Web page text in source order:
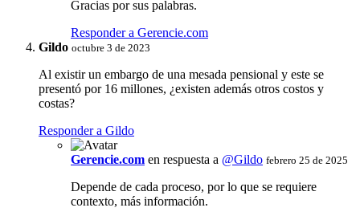
Gracias por sus palabras.
Responder a Gerencie.com
Gildo octubre 3 de 2023
Al existir un embargo de una mesada pensional y este se
presentó por 16 millones, ¿existen además otros costos y
costas?
Responder a Gildo
Gerencie.com en respuesta a @Gildo febrero 25 de 2025
Depende de cada proceso, por lo que se requiere
contexto, más información.